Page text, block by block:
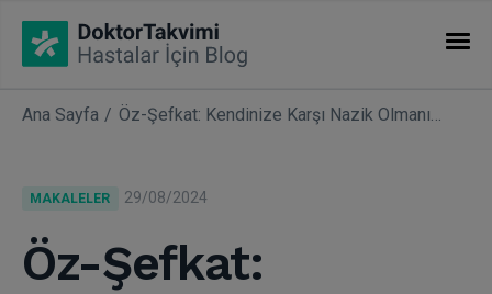
İHTISASLAR
Uzmanlıklar
Ana Sayfa Öz-Şefkat: Kendinize Karşı Nazik Olmanın Gücü
MAKALELER 29/08/2024
Öz-Şefkat: